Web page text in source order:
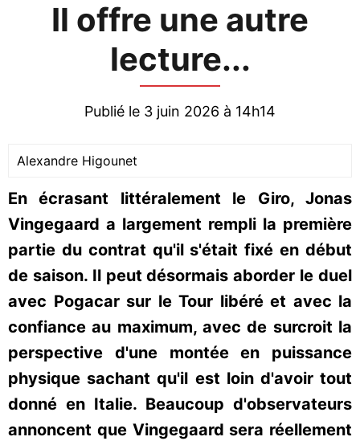
Il offre une autre
lecture...
Publié le 3 juin 2026 à 14h14
Alexandre Higounet
En écrasant littéralement le Giro, Jonas
Vingegaard a largement rempli la première
partie du contrat qu'il s'était fixé en début
de saison. Il peut désormais aborder le duel
avec Pogacar sur le Tour libéré et avec la
confiance au maximum, avec de surcroit la
perspective d'une montée en puissance
physique sachant qu'il est loin d'avoir tout
donné en Italie. Beaucoup d'observateurs
annoncent que Vingegaard sera réellement